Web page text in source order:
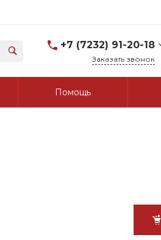
+7 (7232) 91-20-18
г. Усть-Каменогорск, ул.
Заказать звонок
Помощь